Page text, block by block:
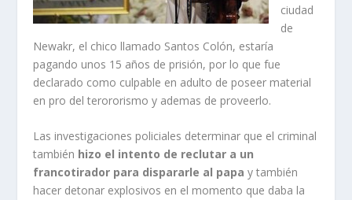
ciudad
de
Newakr, el chico llamado Santos Colón, estaría
pagando unos 15 años de prisión, por lo que fue
declarado como culpable en adulto de poseer material
en pro del terororismo y ademas de proveerlo.
Las investigaciones policiales determinar que el criminal
también hizo el intento de reclutar a un
francotirador para dispararle al papa y también
hacer detonar explosivos en el momento que daba la